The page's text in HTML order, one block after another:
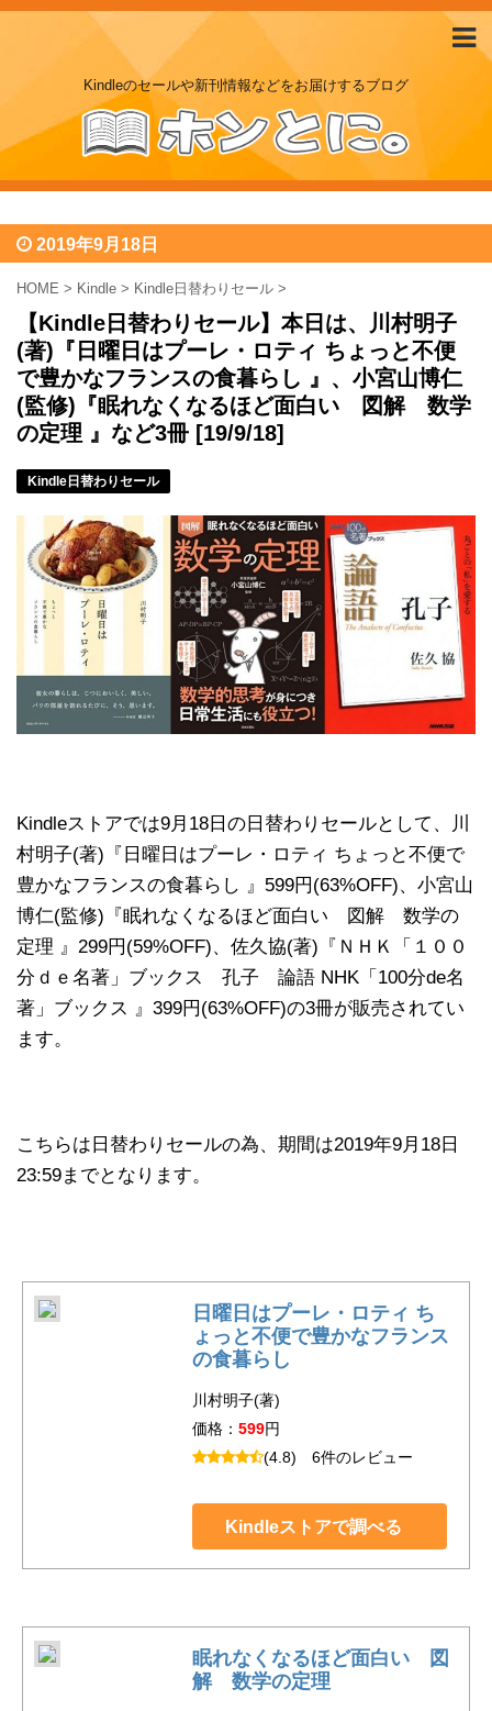
Kindleのセールや新刊情報などをお届けするブログ
2019年9月18日
HOME > Kindle > Kindle日替わりセール >
【Kindle日替わりセール】本日は、川村明子
(著)『日曜日はプーレ・ロティ ちょっと不便
で豊かなフランスの食暮らし 』、小宮山博仁
(監修)『眠れなくなるほど面白い 図解 数学
の定理 』など3冊 [19/9/18]
Kindle日替わりセール
Kindleストアでは9月18日の日替わりセールとして、川
村明子(著)『日曜日はプーレ・ロティ ちょっと不便で
豊かなフランスの食暮らし 』599円(63%OFF)、小宮山
博仁(監修)『眠れなくなるほど面白い 図解 数学の
定理 』299円(59%OFF)、佐久協(著)『ＮＨＫ「１００
分ｄｅ名著」ブックス 孔子 論語 NHK「100分de名
著」ブックス 』399円(63%OFF)の3冊が販売されてい
ます。
こちらは日替わりセールの為、期間は2019年9月18日
23:59までとなります。
日曜日はプーレ・ロティ ち
ょっと不便で豊かなフランス
の食暮らし
川村明子(著)
価格： 599円
(4.8) 6件のレビュー
Kindleストアで調べる
眠れなくなるほど面白い 図
解 数学の定理